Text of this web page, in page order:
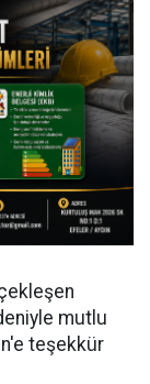
mutlu
teşekkür